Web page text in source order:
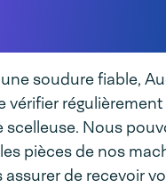
soudure fiable,
vérifier
scelleuse. Nous
pièces de nos
de recevoir